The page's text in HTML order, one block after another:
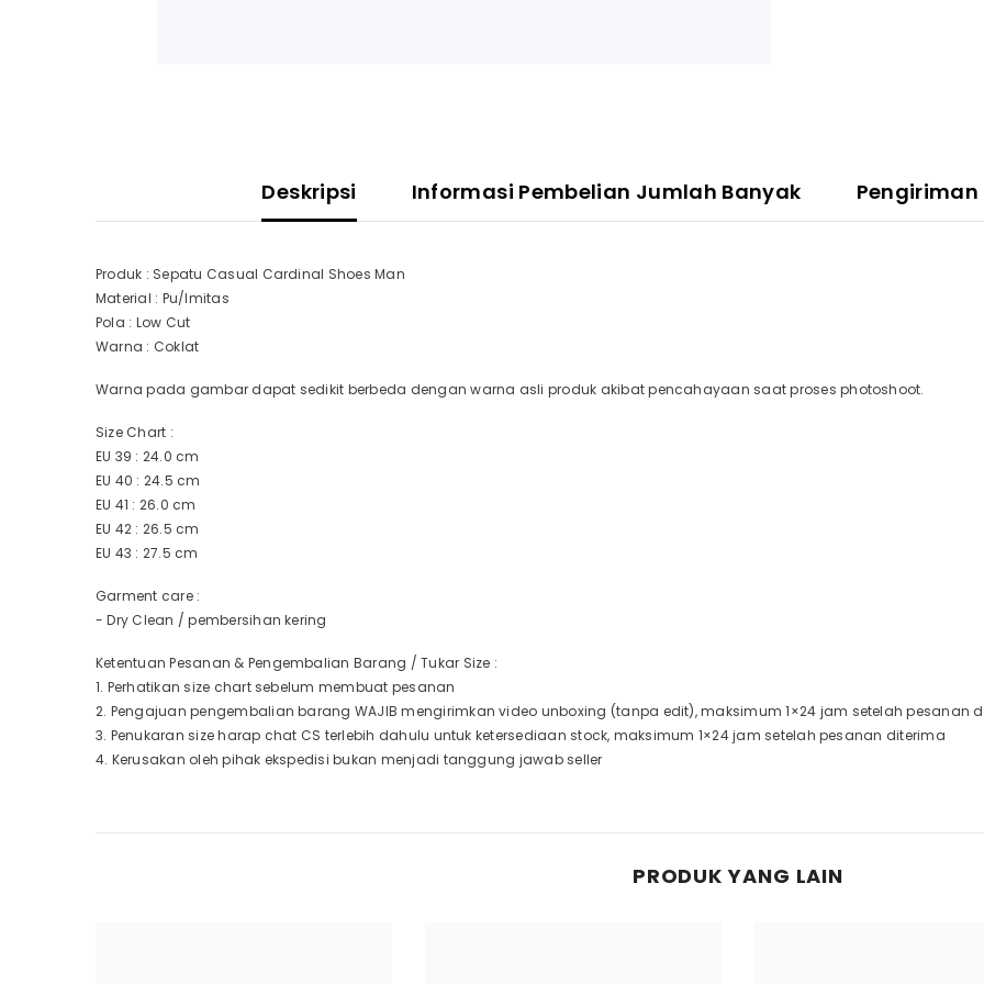
Deskripsi Informasi Pembelian Jumlah Banyak
Produk : Sepatu Casual Cardinal Shoes Man
Material : Pu/Imitas
Pola : Low Cut
Warna : Coklat
Warna pada gambar dapat sedikit berbeda dengan warna asli produk akibat pencahayaan saat proses photoshoot.
Size Chart :
EU 39 : 24.0 cm
EU 40 : 24.5 cm
EU 41 : 26.0 cm
EU 42 : 26.5 cm
EU 43 : 27.5 cm
Garment care :
- Dry Clean / pembersihan kering
Ketentuan Pesanan & Pengembalian Barang / Tukar Size :
1. Perhatikan size chart sebelum membuat pesanan
2. Pengajuan pengembalian barang WAJIB mengirimkan video unboxing (tanpa edit), maksimum 1×24 jam setelah pesanan
3. Penukaran size harap chat CS terlebih dahulu untuk ketersediaan stock, maksimum 1×24 jam setelah pesanan diterima
4. Kerusakan oleh pihak ekspedisi bukan menjadi tanggung jawab seller
PRODUK YANG LAIN